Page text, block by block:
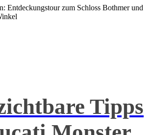
Entdeckungstour zum Schloss Bothmer und
Tipps